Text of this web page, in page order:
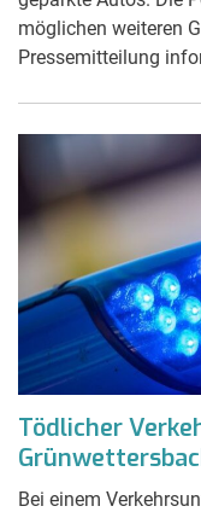
möglichen weiteren
Pressemitteilung
Tödlicher
Bei einem